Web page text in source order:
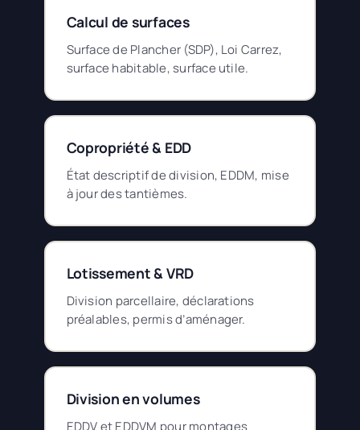
Calcul de surfaces
Surface de Plancher (SDP), Loi Carrez,
surface habitable, surface utile.
Copropriété & EDD
État descriptif de division, EDDM, mise
à jour des tantièmes.
Lotissement & VRD
Division parcellaire, déclarations
préalables, permis d’aménager.
Division en volumes
EDDV et EDDVM pour montages